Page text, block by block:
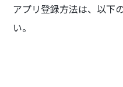
アプリ登録方法は、以下
い。